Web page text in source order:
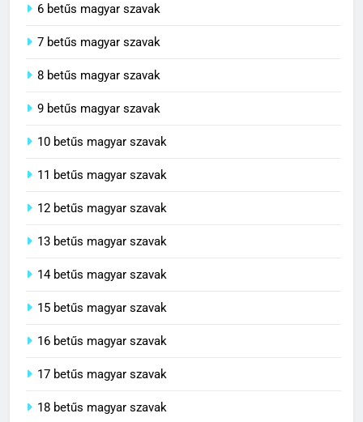
6 betűs magyar szavak
7 betűs magyar szavak
8 betűs magyar szavak
9 betűs magyar szavak
10 betűs magyar szavak
11 betűs magyar szavak
12 betűs magyar szavak
13 betűs magyar szavak
14 betűs magyar szavak
15 betűs magyar szavak
16 betűs magyar szavak
17 betűs magyar szavak
18 betűs magyar szavak